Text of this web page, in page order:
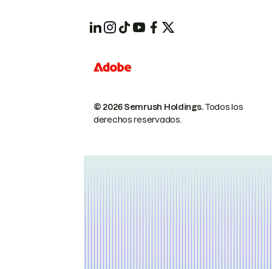
© 2026 Semrush Holdings.Todos los
derechos reservados.